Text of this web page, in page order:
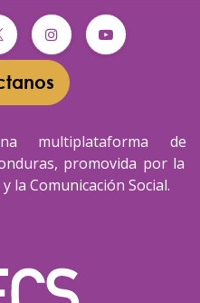
multiplataforma de
promovida por la
la Comunicación Social.